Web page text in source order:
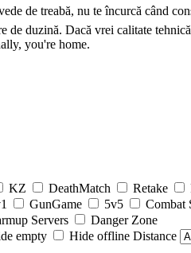
de treabă, nu te încurcă când
de duzină. Dacă vrei calitate
you're home.
KZ DeathMatch Retake
GunGame 5v5 Combat
Servers
Danger Zone
empty Hide offline Distance